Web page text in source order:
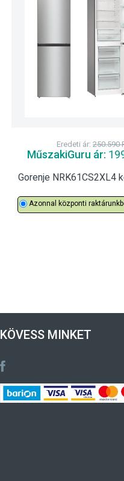
Eredeti ár:250.590
MűszakiGuru ár:
Azonnal központi
KÖVESS MINKET